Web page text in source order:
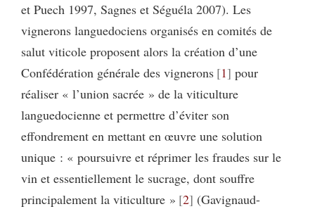
et Puech 1997, Sagnes et Séguéla 2007). Les
vignerons languedociens organisés en comités de
salut viticole proposent alors la création d’une
Confédération générale des vignerons 1 pour
réaliser « l’union sacrée » de la viticulture
languedocienne et permettre d’éviter son
effondrement en mettant en œuvre une solution
unique : « poursuivre et réprimer les fraudes sur le
vin et essentiellement le sucrage, dont souffre
principalement la viticulture » 2 (Gavignaud-